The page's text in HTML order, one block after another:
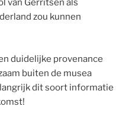
van Gerritsen als
zou kunnen
duidelijke provenance
buiten de musea
dit soort informatie